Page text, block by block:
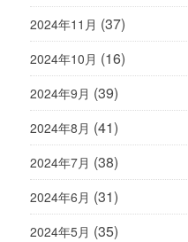
2024年11月 (37)
2024年10月 (16)
2024年9月 (39)
2024年8月 (41)
2024年7月 (38)
2024年6月 (31)
2024年5月 (35)